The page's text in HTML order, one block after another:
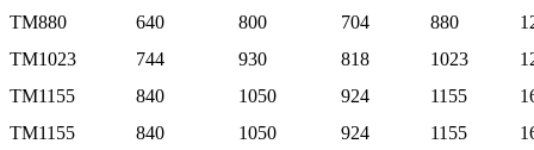
TM880 640 800 704 880
TM1023
744 930 818 1023
TM1155
840 1050 924 1155
TM1155
840 1050 924 1155